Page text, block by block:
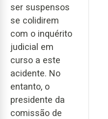
ser suspensos
se colidirem
com o inquérito
judicial em
curso a este
acidente. No
entanto, o
presidente da
comissão de